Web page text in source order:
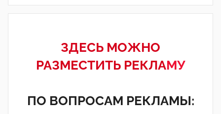
ЗДЕСЬ МОЖНО
РАЗМЕСТИТЬ РЕКЛАМУ
ПО ВОПРОСАМ РЕКЛАМЫ: